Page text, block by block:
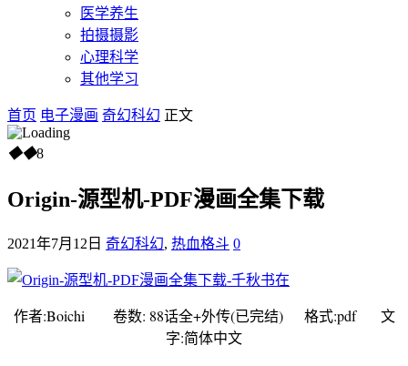
医学养生
拍摄摄影
心理科学
其他学习
首页 电子漫画 奇幻科幻 正文
◆◆8
Origin-源型机-PDF漫画全集下载
2021年7月12日 奇幻科幻, 热血格斗 0
作者:Boichi 卷数: 88话全+外传(已完结) 格式:pdf 文
字:简体中文